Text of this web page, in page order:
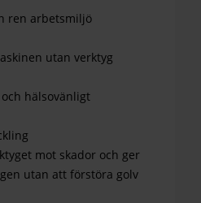
ren arbetsmiljö
utan verktyg
hälsovänligt
mot skador och ger
utan att förstöra golv